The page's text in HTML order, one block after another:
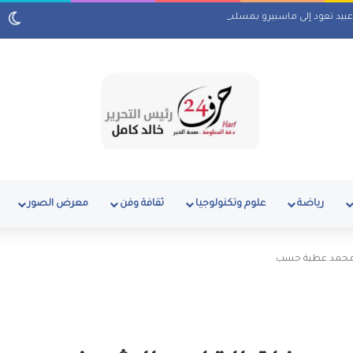
تعود إلى ماسبيرو بمسلسل إذاعي
رياضة علوم وتكنولوجيا ثقافة وفن معرض الصور
محمد عطية حسب